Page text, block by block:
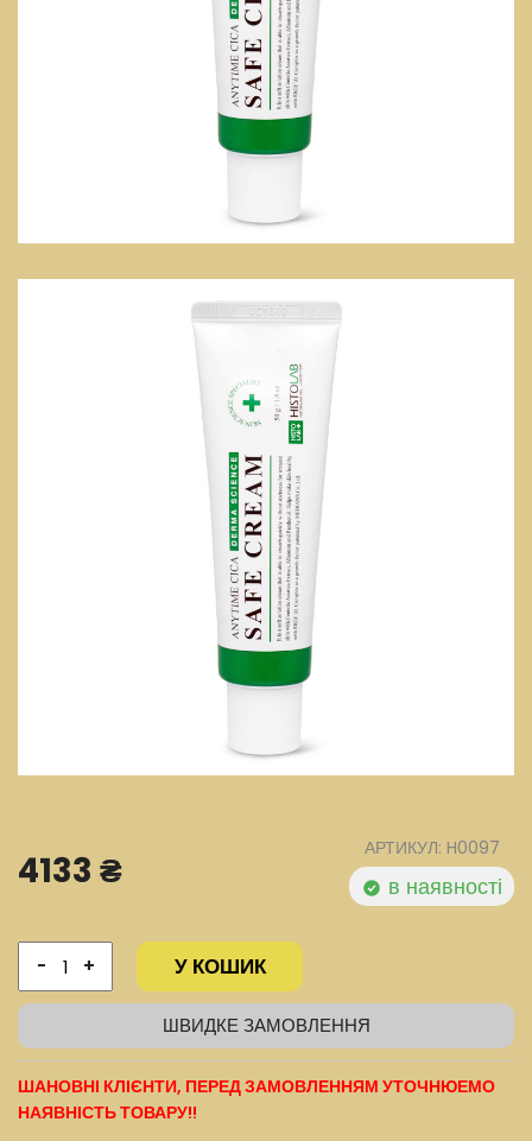
4133 ₴ АРТИКУЛ: H0097
в наявності
- + У КОШИК
ШВИДКЕ ЗАМОВЛЕННЯ
ШАНОВНІ КЛІЄНТИ, ПЕРЕД ЗАМОВЛЕННЯМ УТОЧНЮЕМО
НАЯВНІСТЬ ТОВАРУ!!